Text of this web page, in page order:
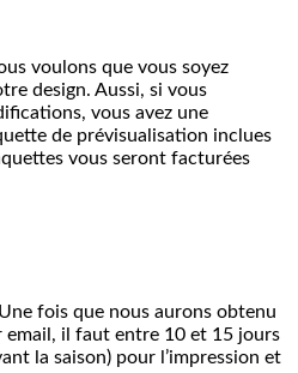
voulons que vous soyez
design. Aussi, si vous
vous avez une
de prévisualisation inclues
vous seront facturées
Une fois que nous aurons obtenu
email, il faut entre 10 et 15 jours
la saison) pour l’impression et